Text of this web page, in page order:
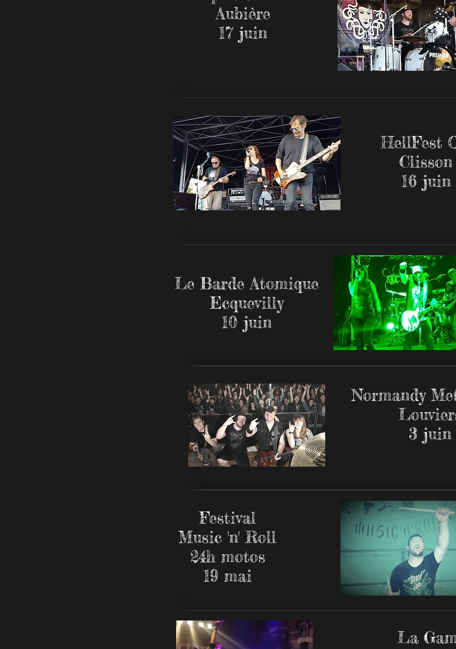
Aubière
17 juin
HellFest
Clisson
16 juin
Le Barde Atomique
Ecquevilly
10 juin
Normandy
3 juin
Festival
Music 'n' Roll
24h motos
19 mai
La